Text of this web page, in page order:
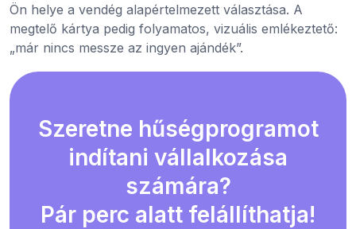
Ön helye a vendég alapértelmezett választása. A
megtelő kártya pedig folyamatos, vizuális emlékeztető:
„már nincs messze az ingyen ajándék”.
Szeretne hűségprogramot
indítani vállalkozása
számára?
Pár perc alatt felállíthatja!